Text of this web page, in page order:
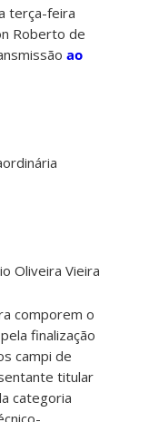
terça-feira
Roberto de
ao
Oliveira Vieira
comporem o
finalização
campi de
titular
categoria